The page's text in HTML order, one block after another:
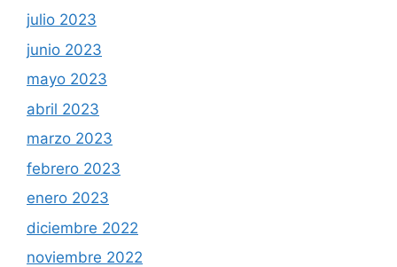
julio 2023
junio 2023
mayo 2023
abril 2023
marzo 2023
febrero 2023
enero 2023
diciembre 2022
noviembre 2022